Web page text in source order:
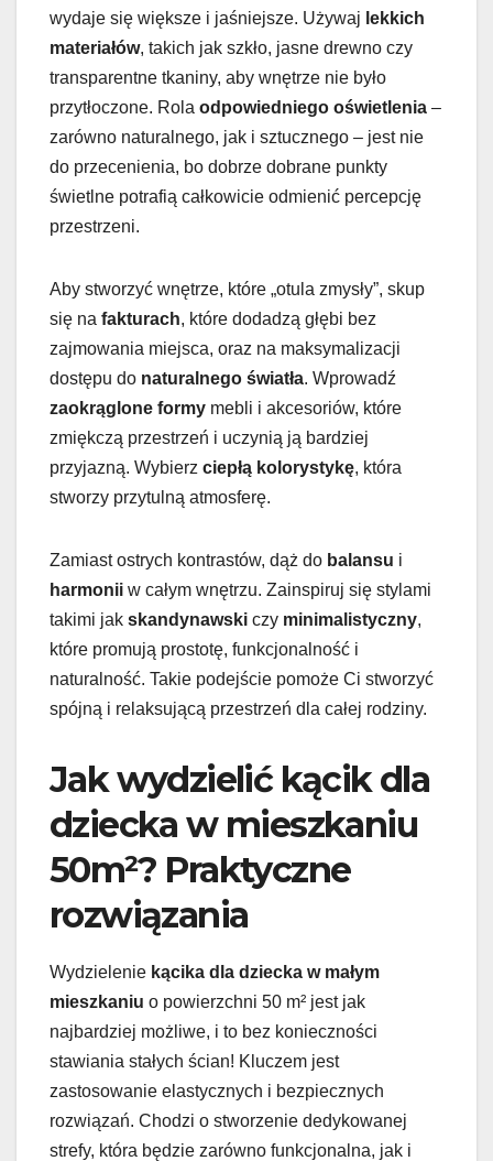
wydaje się większe i jaśniejsze. Używaj lekkich
materiałów, takich jak szkło, jasne drewno czy
transparentne tkaniny, aby wnętrze nie było
przytłoczone. Rola odpowiedniego oświetlenia –
zarówno naturalnego, jak i sztucznego – jest nie
do przecenienia, bo dobrze dobrane punkty
świetlne potrafią całkowicie odmienić percepcję
przestrzeni.
Aby stworzyć wnętrze, które „otula zmysły”, skup
się na fakturach, które dodadzą głębi bez
zajmowania miejsca, oraz na maksymalizacji
dostępu do naturalnego światła. Wprowadź
zaokrąglone formy mebli i akcesoriów, które
zmiękczą przestrzeń i uczynią ją bardziej
przyjazną. Wybierz ciepłą kolorystykę, która
stworzy przytulną atmosferę.
Zamiast ostrych kontrastów, dąż do balansu i
harmonii w całym wnętrzu. Zainspiruj się stylami
takimi jak skandynawski czy minimalistyczny,
które promują prostotę, funkcjonalność i
naturalność. Takie podejście pomoże Ci stworzyć
spójną i relaksującą przestrzeń dla całej rodziny.
Jak wydzielić kącik dla
dziecka w mieszkaniu
50m²? Praktyczne
rozwiązania
Wydzielenie kącika dla dziecka w małym
mieszkaniu o powierzchni 50 m² jest jak
najbardziej możliwe, i to bez konieczności
stawiania stałych ścian! Kluczem jest
zastosowanie elastycznych i bezpiecznych
rozwiązań. Chodzi o stworzenie dedykowanej
strefy, która będzie zarówno funkcjonalna, jak i